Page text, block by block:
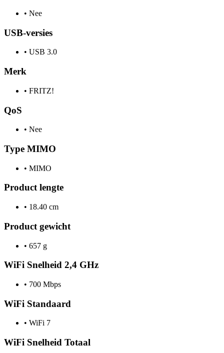
• Nee
USB-versies
• USB 3.0
Merk
• FRITZ!
QoS
• Nee
Type MIMO
• MIMO
Product lengte
• 18.40 cm
Product gewicht
• 657 g
WiFi Snelheid 2,4 GHz
• 700 Mbps
WiFi Standaard
• WiFi 7
WiFi Snelheid Totaal